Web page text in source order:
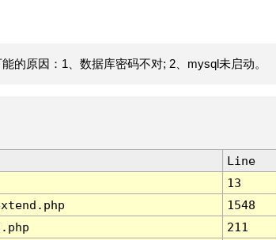
的原因：1、数据库密码不对; 2、mysql未启动。
Line
13
1548
211